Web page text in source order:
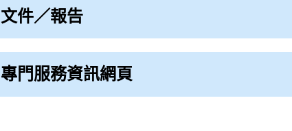
展開或收起
文件／報告
展開或收起
專門服務資訊網頁